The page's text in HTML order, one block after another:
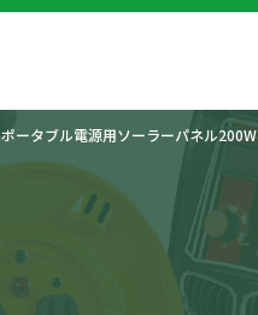
ポータブル電源用ソーラーパネル200W